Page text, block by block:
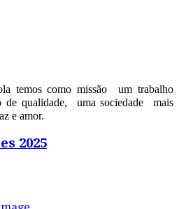
temos como missão um trabalho
de qualidade, uma sociedade mais
e amor.
2025